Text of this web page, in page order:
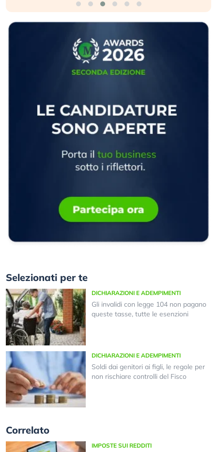
Selezionati per te
DICHIARAZIONI E ADEMPIMENTI
Gli invalidi con legge 104 non pagano
queste tasse, tutte le esenzioni
DICHIARAZIONI E ADEMPIMENTI
Soldi dai genitori ai figli, le regole per
non rischiare controlli del Fisco
Correlato
IMPOSTE SUI REDDITI